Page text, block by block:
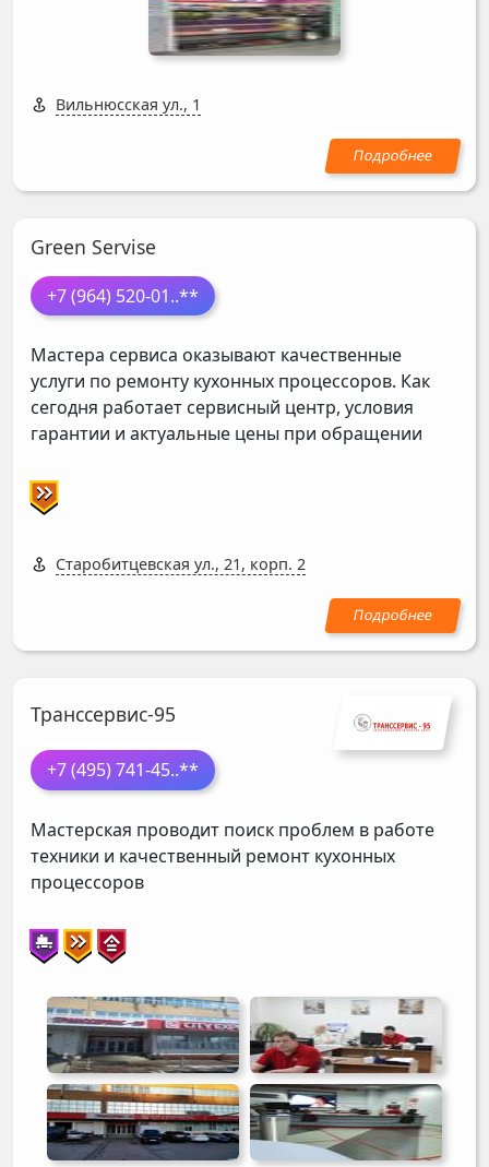
Вильнюсская ул., 1
Green Servise
+7 (964) 520-01..**
Мастера сервиса оказывают качественные
услуги по ремонту кухонных процессоров. Как
сегодня работает сервисный центр, условия
гарантии и актуальные цены при обращении
Старобитцевская ул., 21, корп. 2
Транссервис-95
+7 (495) 741-45..**
Мастерская проводит поиск проблем в работе
техники и качественный ремонт кухонных
процессоров